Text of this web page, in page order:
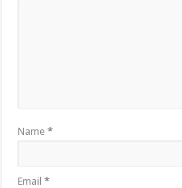
Name*
Email*